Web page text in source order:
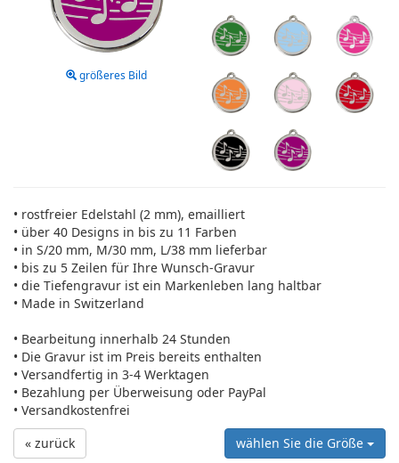
größeres Bild
• rostfreier Edelstahl (2 mm), emailliert
• über 40 Designs in bis zu 11 Farben
• in S/20 mm, M/30 mm, L/38 mm lieferbar
• bis zu 5 Zeilen für Ihre Wunsch-Gravur
• die Tiefengravur ist ein Markenleben lang haltbar
• Made in Switzerland
• Bearbeitung innerhalb 24 Stunden
• Die Gravur ist im Preis bereits enthalten
• Versandfertig in 3-4 Werktagen
• Bezahlung per Überweisung oder PayPal
• Versandkostenfrei
« zurück
wählen Sie die Größe